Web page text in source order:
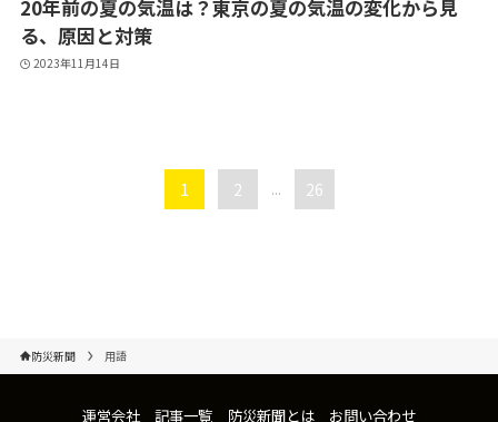
20年前の夏の気温は？東京の夏の気温の変化から見
る、原因と対策
2023年11月14日
1 2 ... 26
防災新聞 用語
運営会社 記事一覧 防災新聞とは お問い合わせ